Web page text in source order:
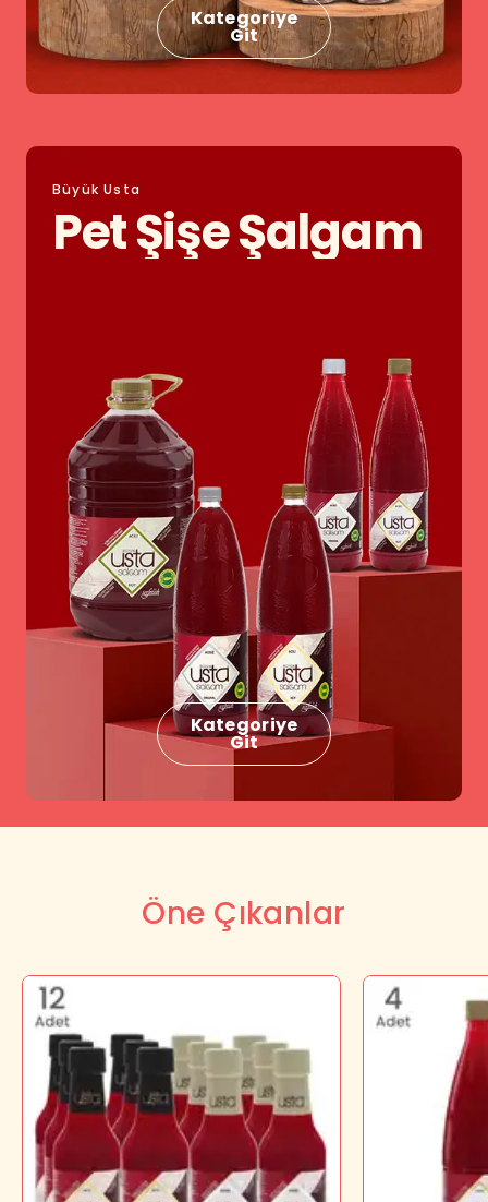
Kategoriye
Git
Büyük Usta
Pet Şişe Şalgam
Kategoriye
Git
Öne Çıkanlar